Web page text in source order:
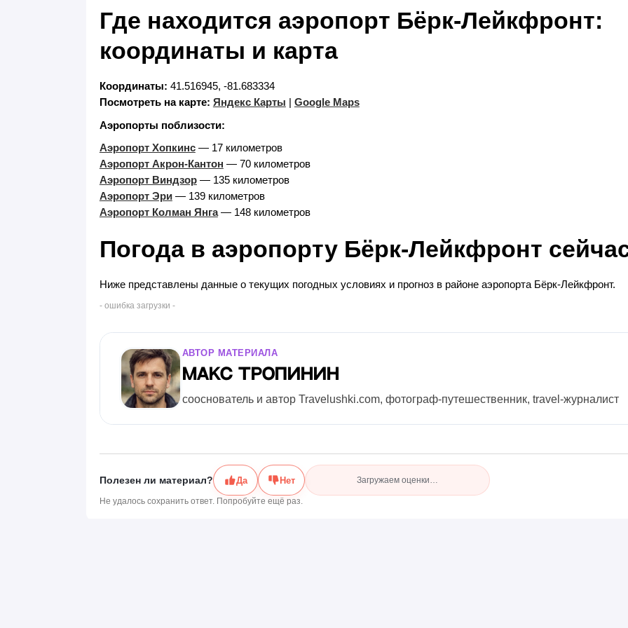
Где находится аэропорт Бёрк-Лейкфронт:
координаты и карта
Координаты: 41.516945, -81.683334
Посмотреть на карте: Яндекс Карты Google Maps
Аэропорты поблизости:
Аэропорт Хопкинс— 17 километров
Аэропорт Акрон-Кантон — 70 километров
Аэропорт Виндзор— 135 километров
Аэропорт Эри— 139 километров
Аэропорт Колман Янга— 148 километров
Погода в аэропорту Бёрк-Лейкфронт
Ниже представлены данные о текущих погодных условиях и прогноз в районе аэропорта Бёрк-Лейкфронт.
- ошибка загрузки -
АВТОР МАТЕРИАЛА
Макс Тропинин
сооснователь и автор Travelushki.com, фотограф-путешественник, travel-журналист
Полезен ли материал? Да Нет Загружаем оценки…
Не удалось сохранить ответ. Попробуйте ещё раз.